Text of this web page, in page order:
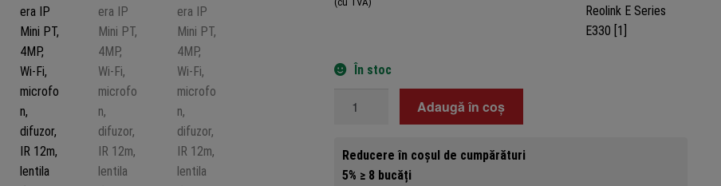
În stoc
Mini
PT,
Adaugă în coș
Reducere în coșul de cumpărături
5% ≥ 8 bucăți